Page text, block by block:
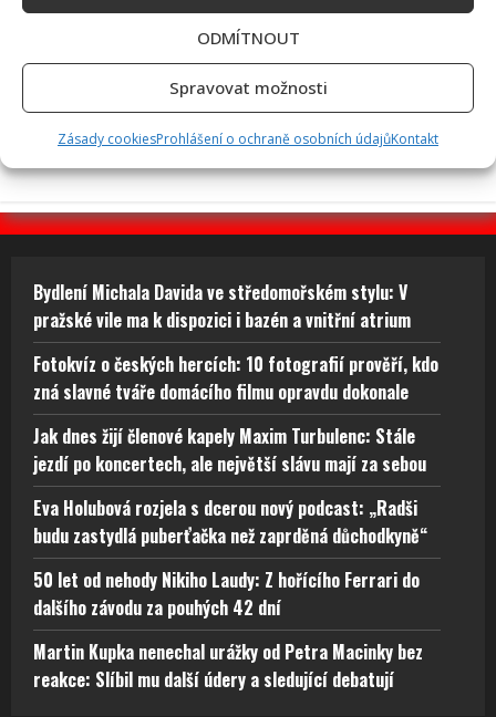
ODMÍTNOUT
Spravovat možnosti
Zásady cookiesProhlášení o ochraně osobních údajůKontakt
50 let od nehody Nikiho Laudy: Z hořícího Ferrari do dalšího
závodu za pouhých 42 dní
Bydlení Michala Davida ve středomořském stylu: V
pražské vile ma k dispozici i bazén a vnitřní atrium
Fotokvíz o českých hercích: 10 fotografií prověří, kdo
zná slavné tváře domácího filmu opravdu dokonale
Jak dnes žijí členové kapely Maxim Turbulenc: Stále
jezdí po koncertech, ale největší slávu mají za sebou
Eva Holubová rozjela s dcerou nový podcast: „Radši
budu zastydlá puberťačka než zaprděná důchodkyně“
50 let od nehody Nikiho Laudy: Z hořícího Ferrari do
dalšího závodu za pouhých 42 dní
Martin Kupka nenechal urážky od Petra Macinky bez
reakce: Slíbil mu další údery a sledující debatují